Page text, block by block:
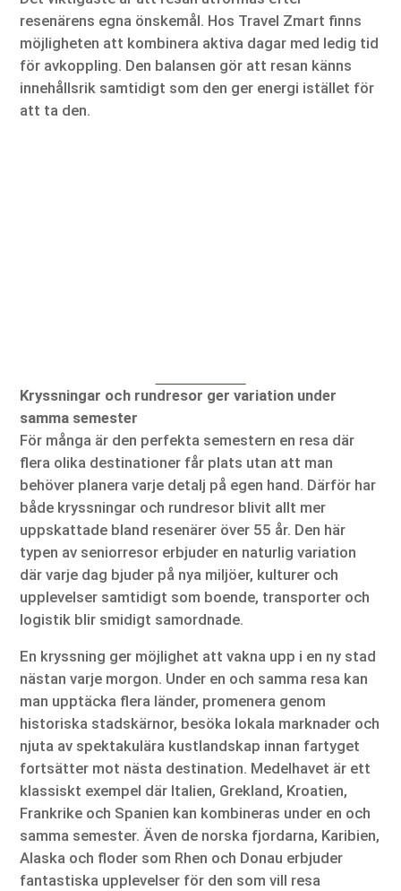
resenärens egna önskemål. Hos Travel Zmart finns
möjligheten att kombinera aktiva dagar med ledig tid
för avkoppling. Den balansen gör att resan känns
innehållsrik samtidigt som den ger energi istället för
att ta den.
Kryssningar och rundresor ger variation under
samma semester
För många är den perfekta semestern en resa där
flera olika destinationer får plats utan att man
behöver planera varje detalj på egen hand. Därför har
både kryssningar och rundresor blivit allt mer
uppskattade bland resenärer över 55 år. Den här
typen av seniorresor erbjuder en naturlig variation
där varje dag bjuder på nya miljöer, kulturer och
upplevelser samtidigt som boende, transporter och
logistik blir smidigt samordnade.
En kryssning ger möjlighet att vakna upp i en ny stad
nästan varje morgon. Under en och samma resa kan
man upptäcka flera länder, promenera genom
historiska stadskärnor, besöka lokala marknader och
njuta av spektakulära kustlandskap innan fartyget
fortsätter mot nästa destination. Medelhavet är ett
klassiskt exempel där Italien, Grekland, Kroatien,
Frankrike och Spanien kan kombineras under en och
samma semester. Även de norska fjordarna, Karibien,
Alaska och floder som Rhen och Donau erbjuder
fantastiska upplevelser för den som vill resa